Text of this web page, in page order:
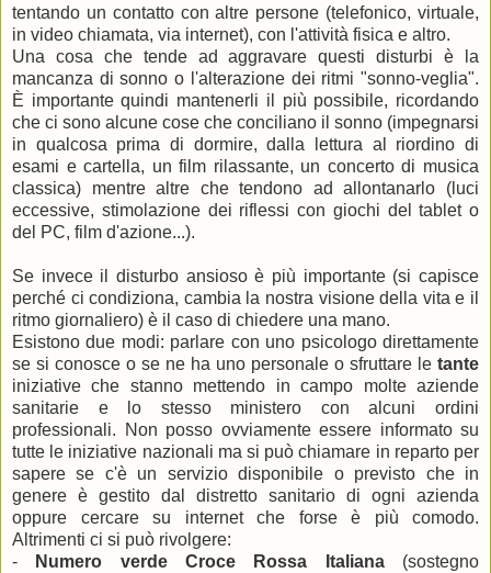
tentando un contatto con altre persone (telefonico, virtuale,
in video chiamata, via internet), con l'attività fisica e altro.
Una cosa che tende ad aggravare questi disturbi è la
mancanza di sonno o l'alterazione dei ritmi "sonno-veglia".
È importante quindi mantenerli il più possibile, ricordando
che ci sono alcune cose che conciliano il sonno (impegnarsi
in qualcosa prima di dormire, dalla lettura al riordino di
esami e cartella, un film rilassante, un concerto di musica
classica) mentre altre che tendono ad allontanarlo (luci
eccessive, stimolazione dei riflessi con giochi del tablet o
del PC, film d'azione...).
Se invece il disturbo ansioso è più importante (si capisce
perché ci condiziona, cambia la nostra visione della vita e il
ritmo giornaliero) è il caso di chiedere una mano.
Esistono due modi: parlare con uno psicologo direttamente
se si conosce o se ne ha uno personale o sfruttare le tante
iniziative che stanno mettendo in campo molte aziende
sanitarie e lo stesso ministero con alcuni ordini
professionali. Non posso ovviamente essere informato su
tutte le iniziative nazionali ma si può chiamare in reparto per
sapere se c'è un servizio disponibile o previsto che in
genere è gestito dal distretto sanitario di ogni azienda
oppure cercare su internet che forse è più comodo.
Altrimenti ci si può rivolgere:
-
Numero verde Croce Rossa Italiana(sostegno